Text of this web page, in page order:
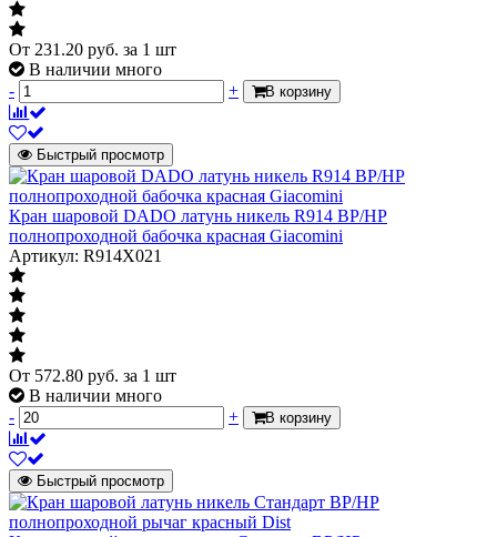
Тип прохода
Тип прохода
Характеризует отношение размера
отверстия шара к размеру
присоединяемого трубопровода
ГОСТ
2021
Материал
латунь
Газ
Газ
Указывается для тех кранов которые
имеют разрешение на установку на
газопроводах
Модель
Модель
Указывает модель как в паспорте
производителя либо типовая фигура
Стандарт 231
Рабочая среда
От 231.20 руб. за 1 шт
В наличии много
-
+ В корзину
Быстрый просмотр
Кран шаровой DADO латунь никель R914 ВР/НР
полнопроходной бабочка красная Giacomini
Артикул: R914X021
От 572.80 руб. за 1 шт
В наличии много
-
+ В корзину
Быстрый просмотр